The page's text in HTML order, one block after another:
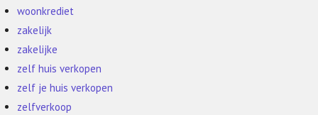
woonkrediet
zakelijk
zakelijke
zelf huis verkopen
zelf je huis verkopen
zelfverkoop